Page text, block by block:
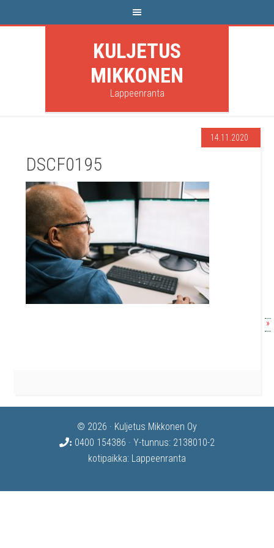
KULJETUS
MIKKONEN
Lappeenranta
14.11.2020
DSCF0195
© 2026 · Kuljetus Mikkonen Oy
: 0400 154386 · Y-tunnus: 2138010-2
kotipaikka: Lappeenranta
»